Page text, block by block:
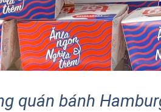
quán bánh